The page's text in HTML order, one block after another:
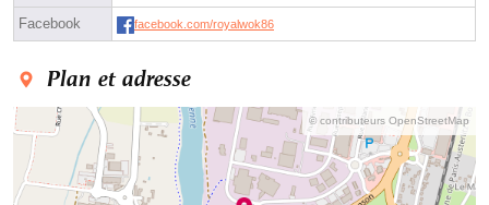
Facebook facebook.com/royalwok86
Plan et adresse
© contributeurs OpenStreetMap